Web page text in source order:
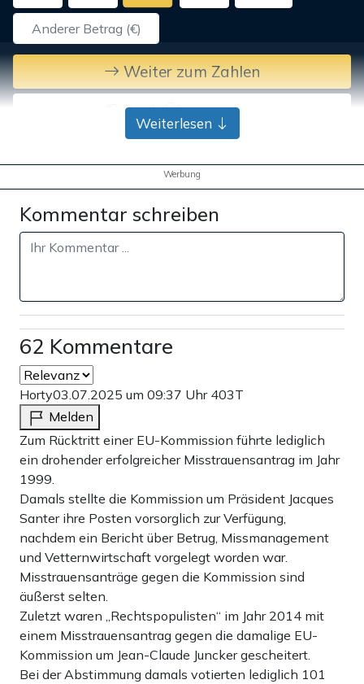
Weiter zum Zahlen
Bank-Überweisung
Weiterlesen
Werbung
Kommentar schreiben
62 Kommentare
Horty03.07.2025 um 09:37 Uhr 403T
Melden
Zum Rücktritt einer EU-Kommission führte lediglich
ein drohender erfolgreicher Misstrauensantrag im Jahr
1999.
Damals stellte die Kommission um Präsident Jacques
Santer ihre Posten vorsorglich zur Verfügung,
nachdem ein Bericht über Betrug, Missmanagement
und Vetternwirtschaft vorgelegt worden war.
Misstrauensanträge gegen die Kommission sind
äußerst selten.
Zuletzt waren „Rechtspopulisten“ im Jahr 2014 mit
einem Misstrauensantrag gegen die damalige EU-
Kommission um Jean-Claude Juncker gescheitert.
Bei der Abstimmung damals votierten lediglich 101